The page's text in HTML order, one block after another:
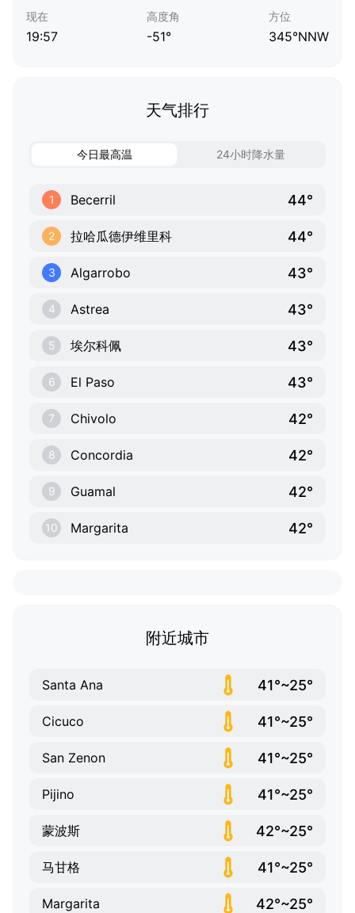
现在
19:57
高度角
-51°
方位
345°NNW
天气排行
今日最高温 24小时降水量
1 Becerril 44°
2 拉哈瓜德伊维里科 44°
3 Algarrobo 43°
4 Astrea 43°
5 埃尔科佩 43°
6 El Paso 43°
7 Chivolo 42°
8 Concordia 42°
9 Guamal 42°
10 Margarita 42°
附近城市
Santa Ana 41°~25°
Cicuco 41°~25°
San Zenon 41°~25°
Pijino 41°~25°
蒙波斯 42°~25°
马甘格 41°~25°
Margarita 42°~25°